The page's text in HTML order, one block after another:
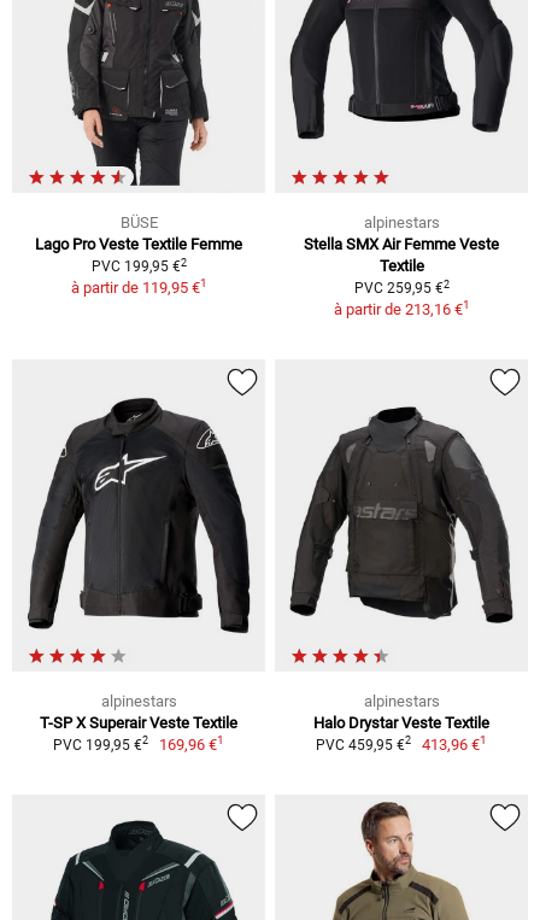
BÜSE
Lago Pro Veste Textile Femme
PVC 199,95 €2
à partir de 119,95 €1
alpinestars
Stella SMX Air Femme Veste
Textile
PVC 259,95 €2
à partir de 213,16 €1
alpinestars
T-SP X Superair Veste Textile
PVC 199,95 €2 169,96 €1
alpinestars
Halo Drystar Veste Textile
PVC 459,95 €2 413,96 €1